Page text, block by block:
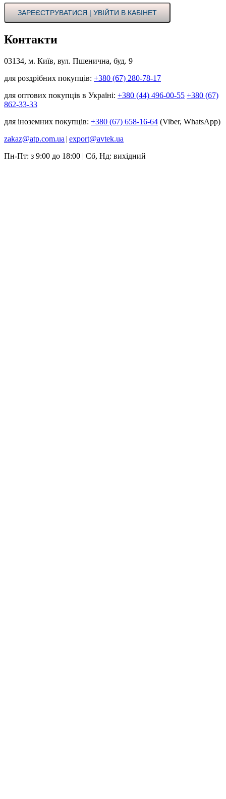
ЗАРЕЄСТРУВАТИСЯ | УВІЙТИ В КАБІНЕТ
Контакти
03134, м. Київ, вул. Пшенична, буд. 9
для роздрібних покупців: +380 (67) 280-78-17
для оптових покупців в Україні: +380 (44) 496-00-55 +380 (67)
862-33-33
для іноземних покупців: +380 (67) 658-16-64 (Viber, WhatsApp)
zakaz@atp.com.ua | export@avtek.ua
Пн-Пт: з 9:00 до 18:00 | Сб, Нд: вихідний